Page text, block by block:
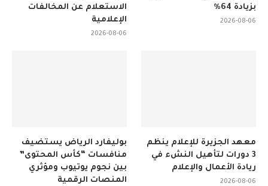
الاستعلام عن المخالفات
الإعلامية
2026-08-06
بزيادة 64%
2026-08-06
بوليفارد الرياض يستضيف
منافسات “كأس المحتوى”
بين نجوم يوتيوب ومؤثري
المنصات الرقمية
معهد الجزيرة للإعلام ينظم
3 دورات لتأهيل النشء في
ريادة الأعمال والإعلام
2026-08-06